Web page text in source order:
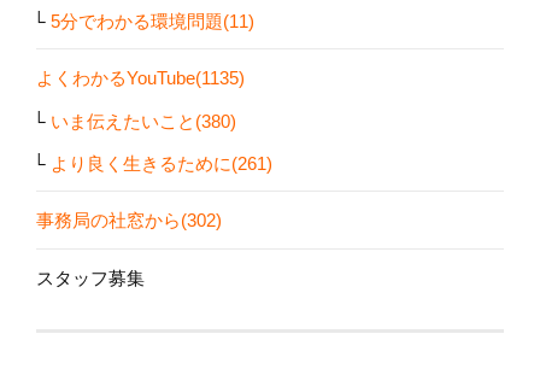
5分でわかる環境問題(11)
よくわかるYouTube(1135)
いま伝えたいこと(380)
より良く生きるために(261)
事務局の社窓から(302)
スタッフ募集